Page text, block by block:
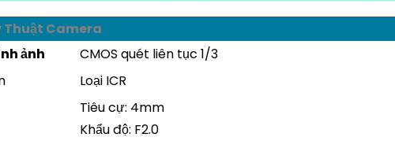
Thuật Camera
ảnh
CMOS quét liên tục 1/3
Loại ICR
Tiêu cự: 4mm
Khẩu độ: F2.0